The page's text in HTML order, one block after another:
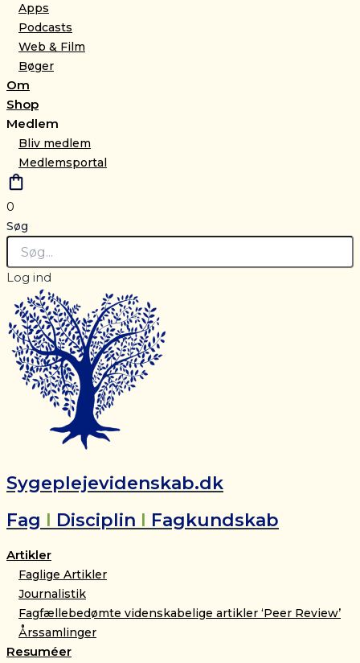
Apps
Podcasts
Web & Film
Bøger
Om
Shop
Medlem
Bliv medlem
Medlemsportal
0
Søg
Log ind
Sygeplejevidenskab.dk
Fag I Disciplin I Fagkundskab
Artikler
Faglige Artikler
Journalistik
Fagfællebedømte videnskabelige artikler ‘Peer Review’
Årssamlinger
Resuméer